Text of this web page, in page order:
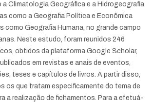
Climatologia Geográfica e a Hidrogeografia.
como a Geografia Política e Econômica
como Geografia Humana, no grande campo
Neste estudo, foram reunidos 246
obtidos da plataforma Google Scholar,
em revistas e anais de eventos,
teses e capítulos de livros. A partir disso,
os que tratam especificamente do tema de
a realização de fichamentos. Para a efetuá-